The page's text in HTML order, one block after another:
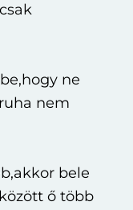
ne
nem
bele
ő több